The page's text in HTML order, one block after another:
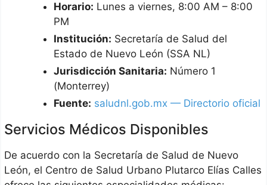
Horario: Lunes a viernes, 8:00 AM – 8:00
PM
Institución: Secretaría de Salud del
Estado de Nuevo León (SSA NL)
Jurisdicción Sanitaria: Número 1
(Monterrey)
Fuente: saludnl.gob.mx — Directorio oficial
Servicios Médicos Disponibles
De acuerdo con la Secretaría de Salud de Nuevo
León, el Centro de Salud Urbano Plutarco Elías Calles